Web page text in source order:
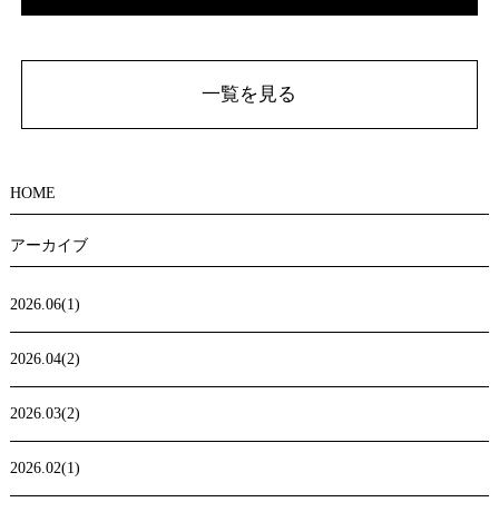
一覧を見る
HOME
アーカイブ
2026.06(1)
2026.04(2)
2026.03(2)
2026.02(1)